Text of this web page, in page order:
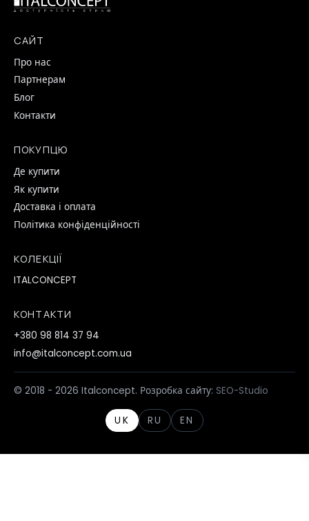
САЙТ
Про нас
Партнерам
Блог
Контакти
ПОКУПЦЮ
Де купити
Як купити
Доставка і оплата
Політика конфіденційності
КОЛЕКЦІЇ
ITALCONCEPT
КОНТАКТИ
+380 98 814 37 94
info@italconcept.com.ua
© 2018 - 2026 Italconcept. Розробка сайту: SEO-Studio
UK RU EN